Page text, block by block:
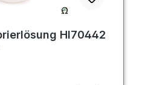
HI70442